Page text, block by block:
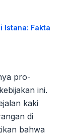
Istana: Fakta
pro-
ini.
kaki
di
bahwa